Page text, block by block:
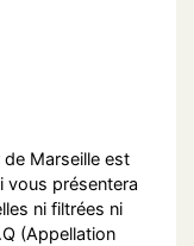
Marseille est
vous présentera
ni filtrées ni
(Appellation